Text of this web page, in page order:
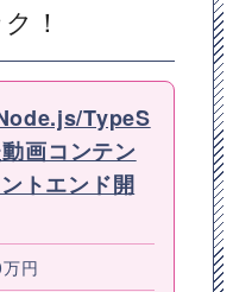
！
TypeS
画コンテン
トエンド開
円